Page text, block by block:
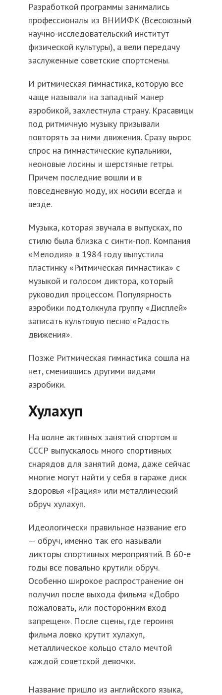
Разработкой программы занимались
профессионалы из ВНИИФК (Всесоюзный
научно-исследовательский институт
физической культуры), а вели передачу
заслуженные советские спортсмены.
И ритмическая гимнастика, которую все
чаще называли на западный манер
аэробикой, захлестнула страну. Красавицы
под ритмичную музыку призывали
повторять за ними движения. Сразу вырос
спрос на гимнастические купальники,
неоновые лосины и шерстяные гетры.
Причем последние вошли и в
повседневную моду, их носили всегда и
везде.
Музыка, которая звучала в выпусках, по
стилю была близка с синти-поп. Компания
«Мелодия» в 1984 году выпустила
пластинку «Ритмическая гимнастика» с
музыкой и голосом диктора, который
руководил процессом. Популярность
аэробики подтолкнула группу «Дисплей»
записать культовую песню «Радость
движения».
Позже Ритмическая гимнастика сошла на
нет, сменившись другими видами
аэробики.
Хулахуп
На волне активных занятий спортом в
СССР выпускалось много спортивных
снарядов для занятий дома, даже сейчас
многие могут найти у себя в гараже диск
здоровья «Грация» или металлический
обруч хулахуп.
Идеологически правильное название его
— обруч, именно так его называли
дикторы спортивных мероприятий. В 60-е
годы все повально крутили обруч.
Особенно широкое распространение он
получил после выхода фильма «Добро
пожаловать, или посторонним вход
запрещен». После сцены, где героиня
фильма ловко крутит хулахуп,
металлическое кольцо стало мечтой
каждой советской девочки.
Название пришло из английского языка,